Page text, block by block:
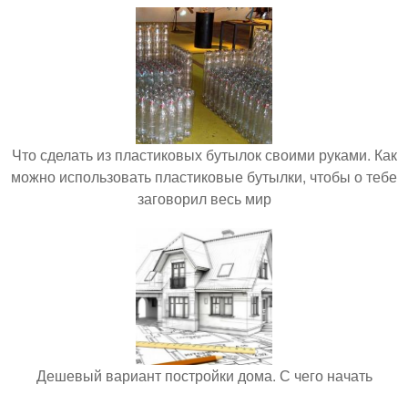
Что сделать из пластиковых бутылок своими руками. Как
можно использовать пластиковые бутылки, чтобы о тебе
заговорил весь мир
Дешевый вариант постройки дома. С чего начать